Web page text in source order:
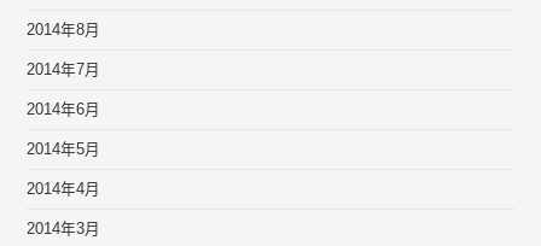
2014年8月
2014年7月
2014年6月
2014年5月
2014年4月
2014年3月